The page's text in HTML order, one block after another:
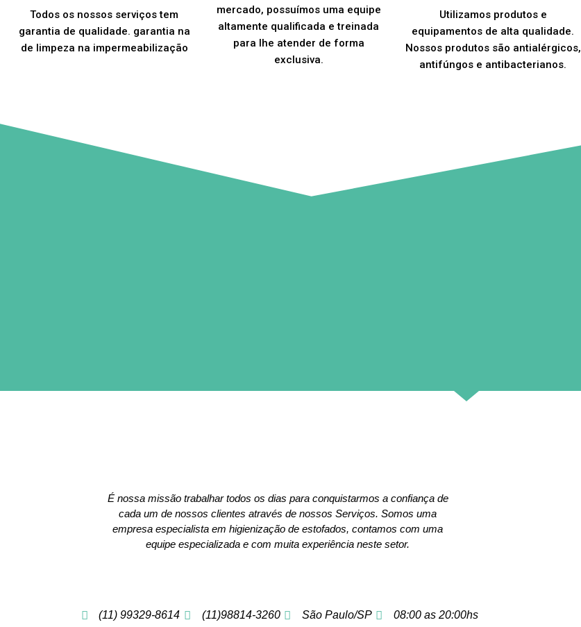
Todos os nossos serviços tem
garantia de qualidade. garantia na
de limpeza na impermeabilização
mercado, possuímos uma equipe
altamente qualificada e treinada
para lhe atender de forma
exclusiva.
Utilizamos produtos e
equipamentos de alta qualidade.
Nossos produtos são antialérgicos,
antifúngos e antibacterianos.
É nossa missão trabalhar todos os dias para conquistarmos a confiança de
cada um de nossos clientes através de nossos Serviços. Somos uma
empresa especialista em higienização de estofados, contamos com uma
equipe especializada e com muita experiência neste setor.
(11) 99329-8614 (11)98814-3260 São Paulo/SP 08:00 as 20:00hs